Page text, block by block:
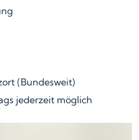
(Bundesweit)
jederzeit möglich